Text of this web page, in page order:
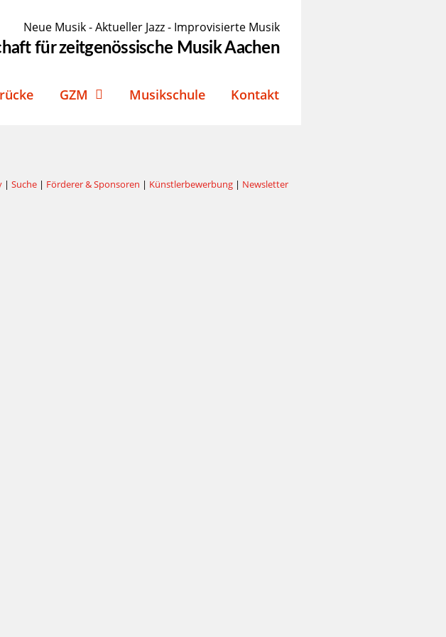
Neue Musik - Aktueller Jazz - Improvisierte Musik
für zeitgenössische Musik Aachen
GZM Musikschule Kontakt
|Suche | Förderer & Sponsoren | Künstlerbewerbung | Newsletter